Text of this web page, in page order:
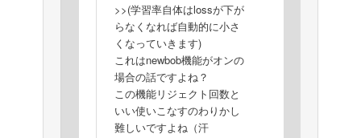
>>(学習率自体はlossが下が
らなくなれば自動的に小さ
くなっていきます)
これはnewbob機能がオンの
場合の話ですよね？
この機能リジェクト回数と
いい使いこなすのわりかし
難しいですよね（汗